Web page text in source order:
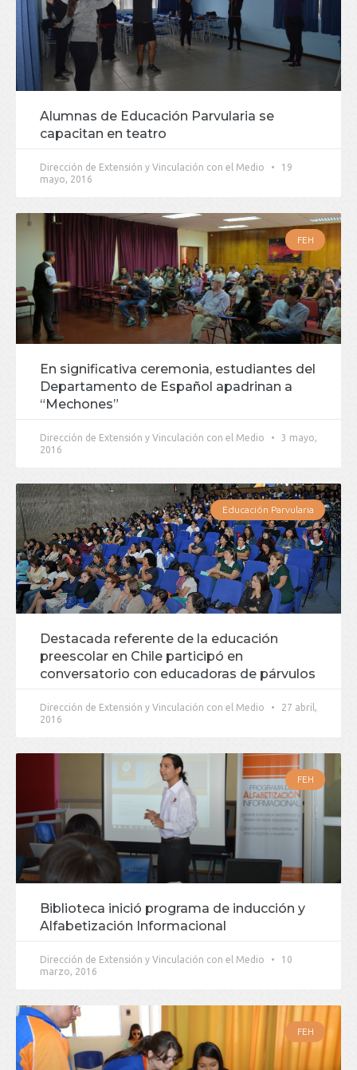
Alumnas de Educación Parvularia se
capacitan en teatro
Dirección de Extensión y Vinculación con el Medio
19
mayo, 2016
FEH
En significativa ceremonia, estudiantes del
Departamento de Español apadrinan a
“Mechones”
Dirección de Extensión y Vinculación con el Medio
3 mayo,
2016
Educación Parvularia
Destacada referente de la educación
preescolar en Chile participó en
conversatorio con educadoras de párvulos
Dirección de Extensión y Vinculación con el Medio
27 abril,
2016
FEH
Biblioteca inició programa de inducción y
Alfabetización Informacional
Dirección de Extensión y Vinculación con el Medio
10
marzo, 2016
FEH